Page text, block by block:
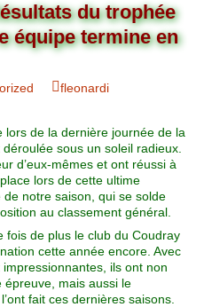
du trophée
équipe termine en
fleonardi
lors de la dernière journée de la
sous un soleil radieux.
d’eux-mêmes et ont réussi à
lors de cette ultime
de notre saison, qui se solde
au classement général.
fois de plus le club du Coudray
cette année encore. Avec
ils ont non
mais aussi le
fait ces dernières saisons.